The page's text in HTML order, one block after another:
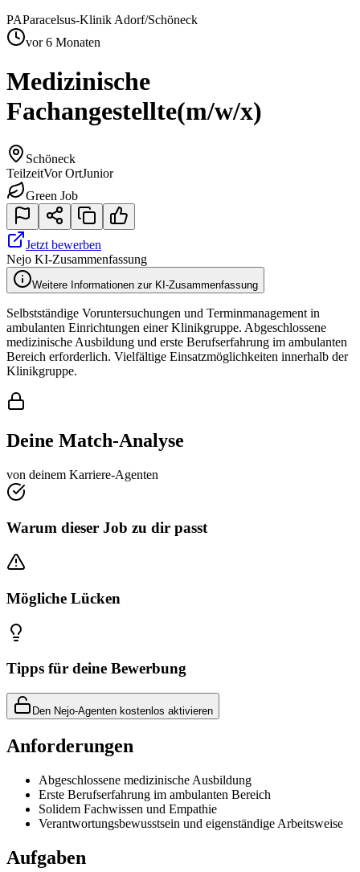
PAParacelsus-Klinik Adorf/Schöneck
vor 6 Monaten
Medizinische
Fachangestellte(m/w/x)
Schöneck
TeilzeitVor OrtJunior
Green Job
Jetzt bewerben
Nejo KI-Zusammenfassung
Weitere Informationen zur KI-Zusammenfassung
Selbstständige Voruntersuchungen und Terminmanagement in
ambulanten Einrichtungen einer Klinikgruppe. Abgeschlossene
medizinische Ausbildung und erste Berufserfahrung im ambulanten
Bereich erforderlich. Vielfältige Einsatzmöglichkeiten innerhalb der
Klinikgruppe.
Deine Match-Analyse
von deinem Karriere-Agenten
Warum dieser Job zu dir passt
Mögliche Lücken
Tipps für deine Bewerbung
Den Nejo-Agenten kostenlos aktivieren
Anforderungen
Abgeschlossene medizinische Ausbildung
Erste Berufserfahrung im ambulanten Bereich
Solidem Fachwissen und Empathie
Verantwortungsbewusstsein und eigenständige Arbeitsweise
Aufgaben